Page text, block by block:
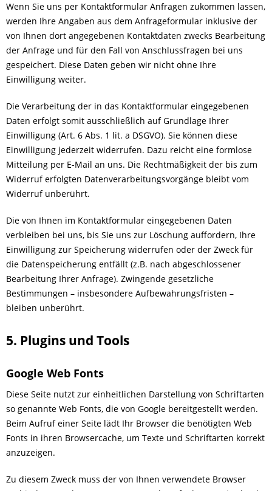
Wenn Sie uns per Kontaktformular Anfragen zukommen lassen,
werden Ihre Angaben aus dem Anfrageformular inklusive der
von Ihnen dort angegebenen Kontaktdaten zwecks Bearbeitung
der Anfrage und für den Fall von Anschlussfragen bei uns
gespeichert. Diese Daten geben wir nicht ohne Ihre
Einwilligung weiter.
Die Verarbeitung der in das Kontaktformular eingegebenen
Daten erfolgt somit ausschließlich auf Grundlage Ihrer
Einwilligung (Art. 6 Abs. 1 lit. a DSGVO). Sie können diese
Einwilligung jederzeit widerrufen. Dazu reicht eine formlose
Mitteilung per E-Mail an uns. Die Rechtmäßigkeit der bis zum
Widerruf erfolgten Datenverarbeitungsvorgänge bleibt vom
Widerruf unberührt.
Die von Ihnen im Kontaktformular eingegebenen Daten
verbleiben bei uns, bis Sie uns zur Löschung auffordern, Ihre
Einwilligung zur Speicherung widerrufen oder der Zweck für
die Datenspeicherung entfällt (z.B. nach abgeschlossener
Bearbeitung Ihrer Anfrage). Zwingende gesetzliche
Bestimmungen – insbesondere Aufbewahrungsfristen –
bleiben unberührt.
5. Plugins und Tools
Google Web Fonts
Diese Seite nutzt zur einheitlichen Darstellung von Schriftarten
so genannte Web Fonts, die von Google bereitgestellt werden.
Beim Aufruf einer Seite lädt Ihr Browser die benötigten Web
Fonts in ihren Browsercache, um Texte und Schriftarten korrekt
anzuzeigen.
Zu diesem Zweck muss der von Ihnen verwendete Browser